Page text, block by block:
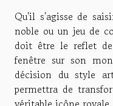
Qu'il s'agisse de
noble ou un jeu de
doit être le reflet
fenêtre sur son
décision du style
permettra de